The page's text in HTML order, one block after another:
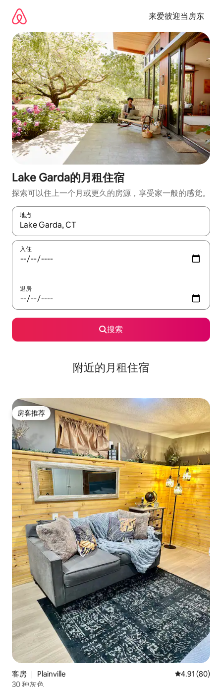
来爱彼迎当房东
Lake Garda的月租住宿
探索可以住上一个月或更久的房源，享受家一般的感觉。
地点
如有搜索结果，请使用上下方向键查看，或通过点击或滑动手势
入住
退房
搜索
附近的月租住宿
房客推荐
房客推荐
客房 ｜ Plainville 平均评分
4.91 (80)
30 种灰色